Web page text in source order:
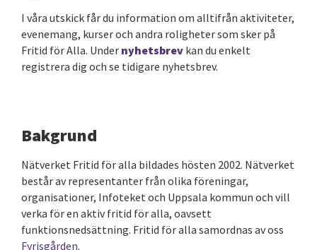
I våra utskick får du information om alltifrån aktiviteter,
evenemang, kurser och andra roligheter som sker på
Fritid för Alla. Under nyhetsbrev kan du enkelt
registrera dig och se tidigare nyhetsbrev.
Bakgrund
Nätverket Fritid för alla bildades hösten 2002. Nätverket
består av representanter från olika föreningar,
organisationer, Infoteketoch Uppsala kommun och vill
verka för en aktiv fritid för alla, oavsett
funktionsnedsättning. Fritid för alla samordnas av oss
Fyrisgården.